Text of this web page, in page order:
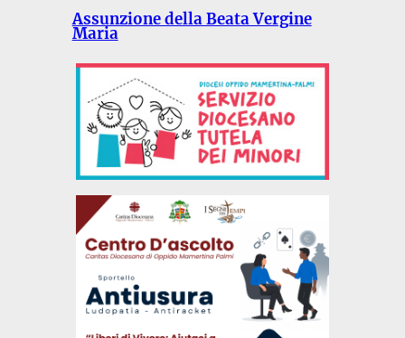
Assunzione della Beata Vergine
Maria